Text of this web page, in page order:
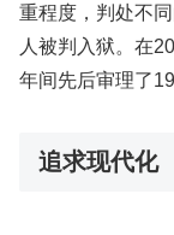
重程度，判处不
人被判入狱。在
年间先后审理了
追求现代化